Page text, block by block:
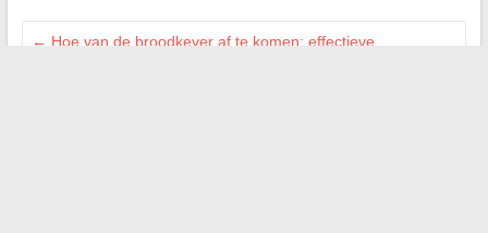
← Hoe van de broodkever af te komen: effectieve